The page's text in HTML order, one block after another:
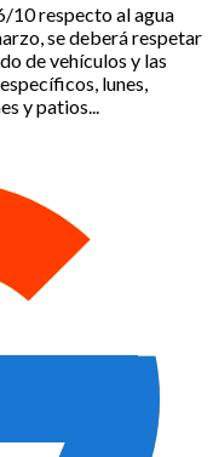
10 respecto al agua
se deberá respetar
de vehículos y las
lunes,
y patios...